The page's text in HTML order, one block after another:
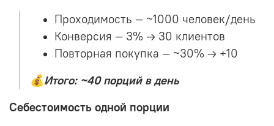
Проходимость — ~1000 человек/день
Конверсия — 3% → 30 клиентов
Повторная покупка — ~30% → +10
💰Итого: ~40 порций в день
Себестоимость одной порции